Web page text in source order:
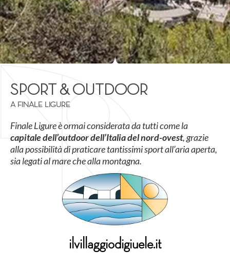
SPORT & OUTDOOR
A FINALE LIGURE
Finale Ligure è ormai considerata da tutti come la
capitale dell’outdoor dell’Italia del nord-ovest, grazie
alla possibilità di praticare tantissimi sport all’aria aperta,
sia legati al mare che alla montagna.
ilvillaggiodigiuele.it